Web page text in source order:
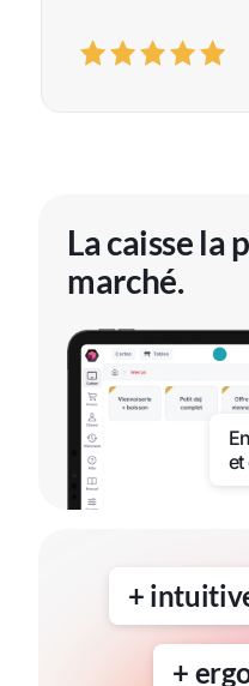
La caisse la
marché.
et
+
+